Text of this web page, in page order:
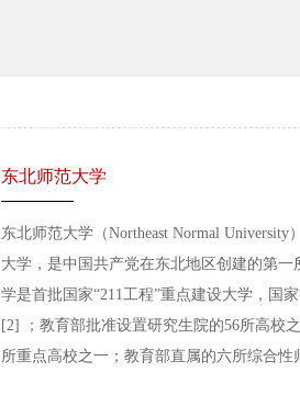
东北师范大学
东北师范大学（Northeast Normal
大学，是中国共产党在东北地区创建的第
学是首批国家“211工程”重点建设大学，国
[2] ；教育部批准设置研究生院的56所高校
所重点高校之一；教育部直属的六所综合